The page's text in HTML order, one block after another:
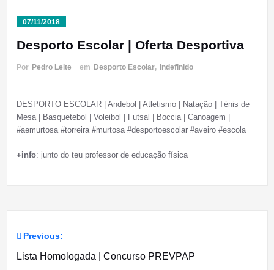
07/11/2018
Desporto Escolar | Oferta Desportiva
Por Pedro Leite em Desporto Escolar, Indefinido
DESPORTO ESCOLAR | Andebol | Atletismo | Natação | Ténis de
Mesa | Basquetebol | Voleibol | Futsal | Boccia | Canoagem |
#aemurtosa #torreira #murtosa #desportoescolar #aveiro #escola
+info: junto do teu professor de educação física
Navegação
Previous:
Lista Homologada | Concurso PREVPAP